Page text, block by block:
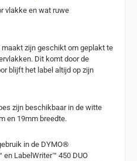
vlakke en wat ruwe
zijn geschikt om geplakt te
Dit komt door de
blijft het label altijd op zijn
zijn beschikbaar in de witte
en 19mm breedte.
in de DYMO®
en LabelWriter™ 450 DUO